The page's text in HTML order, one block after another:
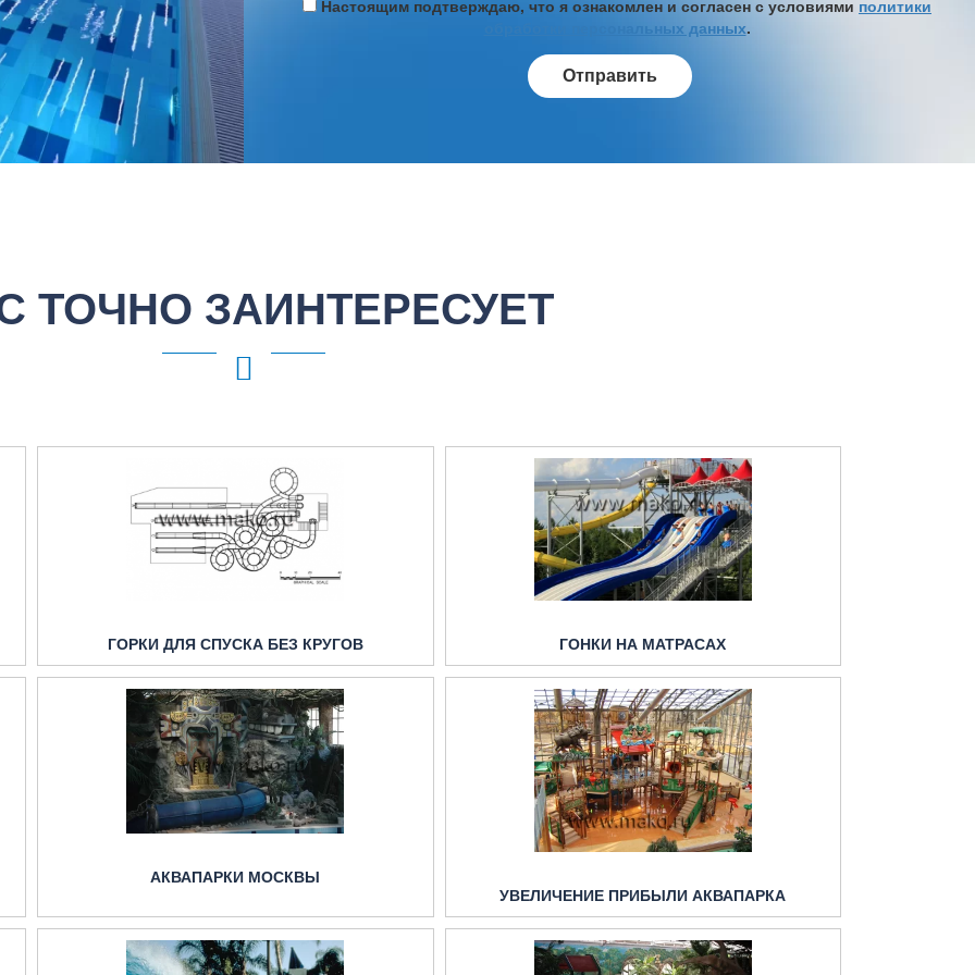
Настоящим подтверждаю, что я ознакомлен и согласен с условиями политики
обработки персональных данных.
ТОЧНО ЗАИНТЕРЕСУЕТ
ГОРКИ ДЛЯ СПУСКА БЕЗ КРУГОВ ГОНКИ НА МАТРАСАХ
АКВАПАРКИ МОСКВЫ
УВЕЛИЧЕНИЕ ПРИБЫЛИ АКВАПАРКА